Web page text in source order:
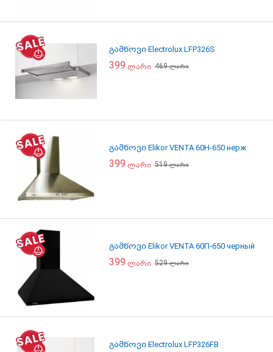
გამწოვი Electrolux LFP326S
399 ლარი 469ლარი
გამწოვი Elikor VENTA 60Н-650 нерж
399 ლარი 519ლარი
გამწოვი Elikor VENTA 60П-650 черный
399 ლარი 529ლარი
გამწოვი Electrolux LFP326FB